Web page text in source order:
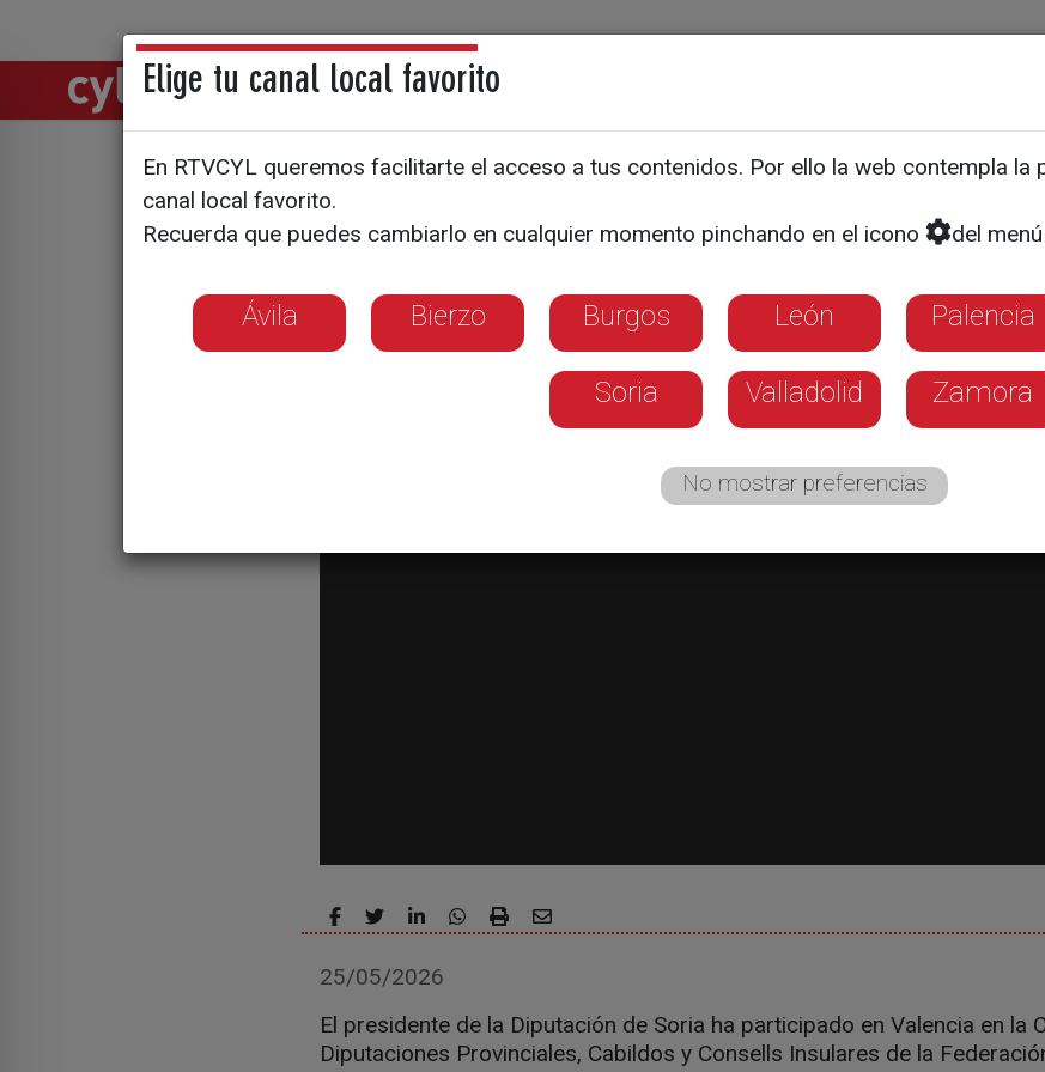
Directos Noticias
Las diputaciones reclaman una
local justa
25/05/2026
El presidente de la Diputación de Soria ha participado en Valencia en la
Diputaciones Provinciales, Cabildos y Consells Insulares de la
Elige tu canal local favorito
En RTVCYL queremos facilitarte el acceso a tus contenidos. Por ello la web contempla
canal local favorito.
Recuerda que puedes cambiarlo en cualquier momento pinchando en el icono
del
Ávila Bierzo Burgos León Palencia
Soria Valladolid Zamora
No mostrar preferencias